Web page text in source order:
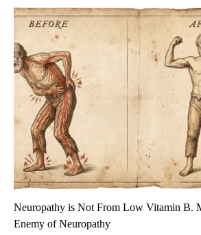
Neuropathy is Not From Low Vitamin B.
Enemy of Neuropathy